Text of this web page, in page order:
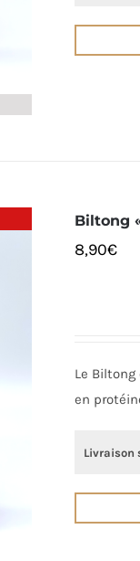
Biltong
8,90€
Le
en
Livraison